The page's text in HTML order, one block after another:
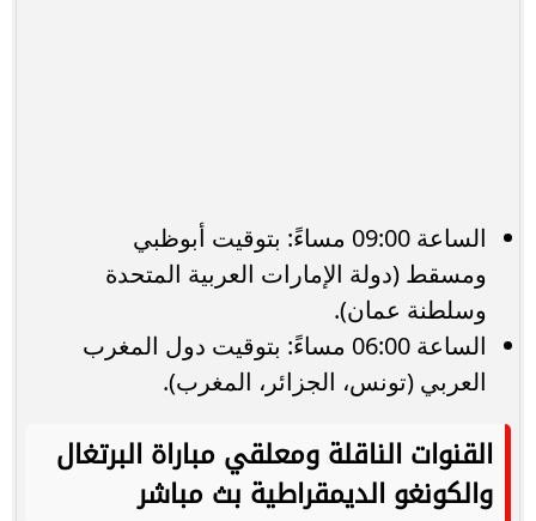
الساعة 09:00 مساءً: بتوقيت أبوظبي
ومسقط (دولة الإمارات العربية المتحدة
وسلطنة عمان).
الساعة 06:00 مساءً: بتوقيت دول المغرب
العربي (تونس، الجزائر، المغرب).
القنوات الناقلة ومعلقي مباراة البرتغال
والكونغو الديمقراطية بث مباشر